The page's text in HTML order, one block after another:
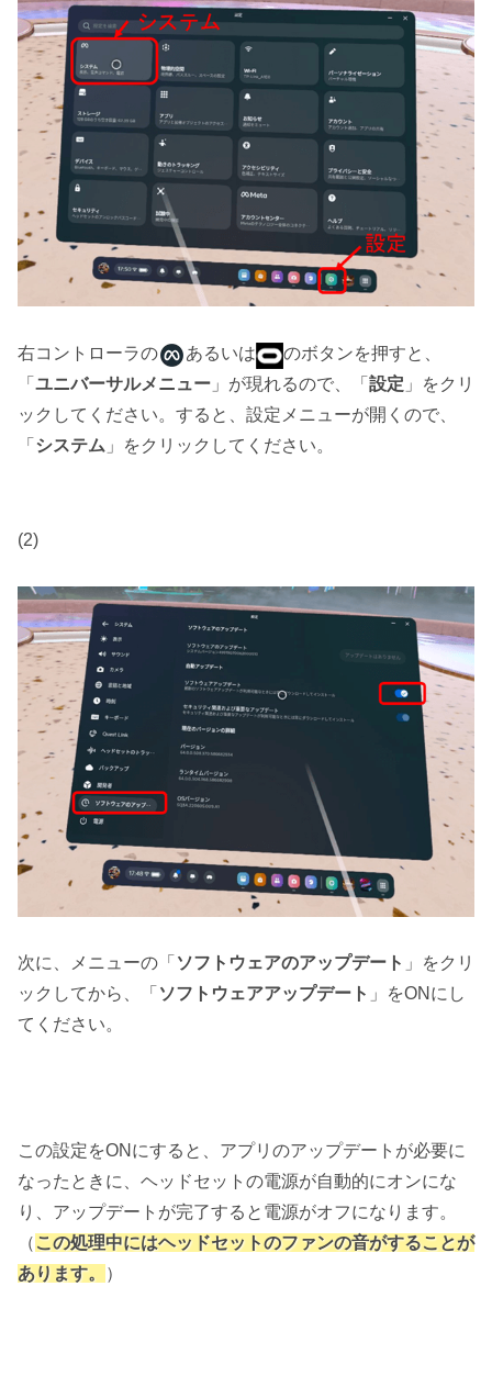
右コントローラの あるいは
のボタンを押すと、
「 ユニバーサルメニュー 」が現れるので、「 設定 」をクリ
ックしてください。すると、設定メニューが開くので、
「 システム 」をクリックしてください。
(2)
次に、メニューの「 ソフトウェアのアップデート 」をクリ
ックしてから、「 ソフトウェアアップデート 」をONにし
てください。
この設定をONにすると、アプリのアップデートが必要に
なったときに、ヘッドセットの電源が自動的にオンにな
り、アップデートが完了すると電源がオフになります。
（ この処理中にはヘッドセットのファンの音がすることが
あります。
）